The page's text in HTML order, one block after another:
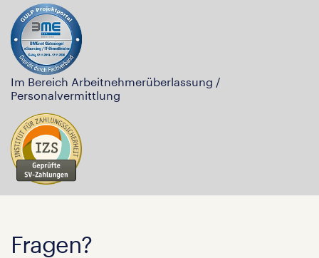
Im Bereich Arbeitnehmerüberlassung /
Personalvermittlung
Fragen?